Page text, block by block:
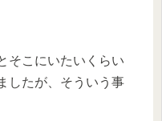
そこにいたいくらい
したが、そういう事